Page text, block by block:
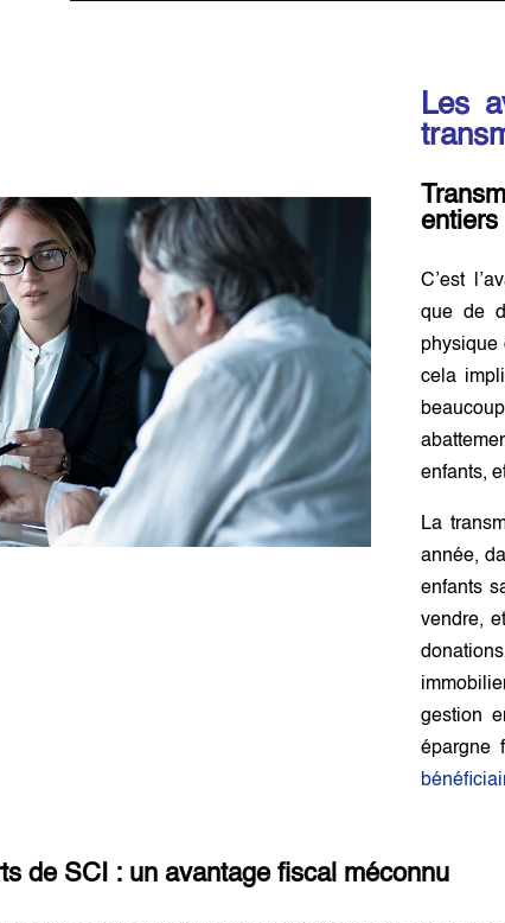
Les
entiers
C’est
que de
physique
cela
enfants,
La
année,
enfants
vendre,
gestion
épargne
de SCI : un avantage fiscal méconnu